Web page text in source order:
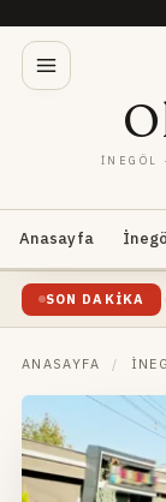
İNEGÖL
Anasayfa
SON DAKIKA
Devam Ediyor:
ANASAYFA /